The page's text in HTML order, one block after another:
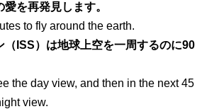
を再発見します。
to fly around the earth.
（ISS）は地球上空を一周するのに90
the day view, and then in the next 45
view.